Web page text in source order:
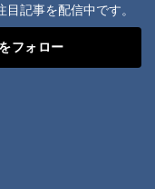
記事を配信中です。
フォロー